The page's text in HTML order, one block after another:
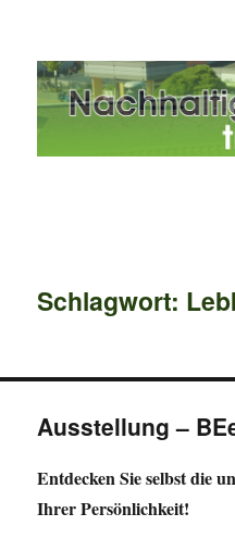
Schlagwort:
Ausstellung –
Entdecken Sie selbst die
Ihrer Persönlichkeit!